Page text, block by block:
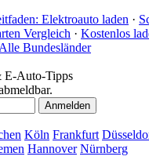
Elektroauto laden ·
Vergleich · Kostenlos
Alle Bundesländer
E-Auto-Tipps
Anmelden
Köln Frankfurt
Hannover Nürnberg